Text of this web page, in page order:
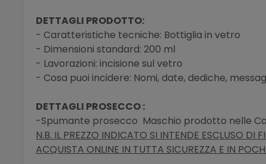
DETTAGLI PRODOTTO:
- Caratteristiche tecniche: Bottiglia in vetro
- Dimensioni standard: 200 ml
- Lavorazioni: incisione sul vetro
- Cosa puoi incidere: Nomi, date, dediche,
DETTAGLI PROSECCO :
-Spumante prosecco Maschio prodotto nelle
N.B. IL PREZZO INDICATO SI INTENDE ESCLUSO DI
ACQUISTA ONLINE IN TUTTA SICUREZZA E IN